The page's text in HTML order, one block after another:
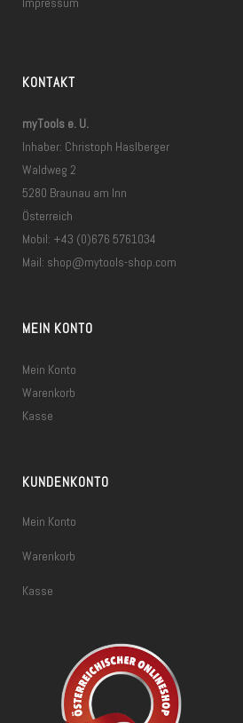
KONTAKT
myTools e. U.
Inhaber: Christoph Haslberger
Waldweg 2
5280 Braunau am Inn
Österreich
Mobil: +43 (0)676 5761034
Mail: shop@mytools-shop.com
MEIN KONTO
Mein Konto
Warenkorb
Kasse
KUNDENKONTO
Mein Konto
Warenkorb
Kasse